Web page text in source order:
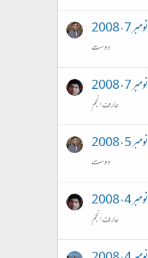
نومبر 7، 2008
دوست
نومبر 7، 2008
عارف انجم
نومبر 5، 2008
دوست
نومبر 4، 2008
عارف انجم